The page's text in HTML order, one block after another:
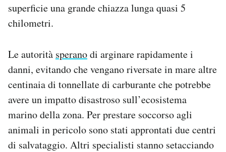
Regala il Post
Hai bisogno di aiuto?
superficie una grande chiazza lunga quasi 5
chilometri.
Le autorità speranodi arginare rapidamente i
danni, evitando che vengano riversate in mare altre
centinaia di tonnellate di carburante che potrebbe
avere un impatto disastroso sull’ecosistema
marino della zona. Per prestare soccorso agli
animali in pericolo sono stati approntati due centri
di salvataggio. Altri specialisti stanno setacciando